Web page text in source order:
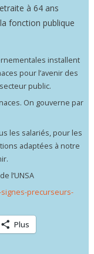
à 64 ans
fonction publique
installent
pour l’avenir des
public.
On gouverne par
les salariés, pour les
adaptées à notre
l’UNSA
precurseurs-
Plus